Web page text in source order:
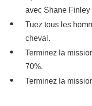
avec Shane Finley
Tuez tous les
cheval.
Terminez la
70%.
Terminez la